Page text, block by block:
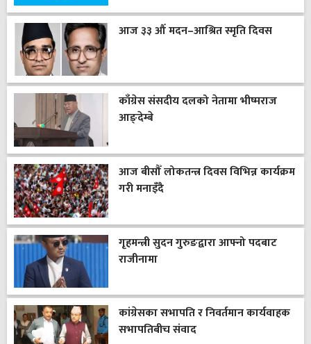
आज ३३ औँ मदन–आश्रित स्मृति दिवस
काँग्रेस संसदीय दलको नेतामा भीष्मराज
आङ्देम्बे
आज बीसौँ लोकतन्त्र दिवस विभिन्न कार्यक्रम
गरी मनाइँदै
गृहमन्त्री सुदन गुरुङद्वारा आफ्नो पदबाट
राजीनामा
कांग्रेसका सभापति र निवर्तमान कार्यवाहक
सभापतिबीच संवाद